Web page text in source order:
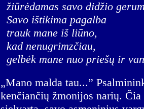
žiūrėdamas savo didžio
Savo ištikima pagalba
trauk mane iš liūno,
kad nenugrimzčiau,
gelbėk mane nuo priešų ir
„Mano malda tau...”
kenčiančių žmonijos narių. Čia